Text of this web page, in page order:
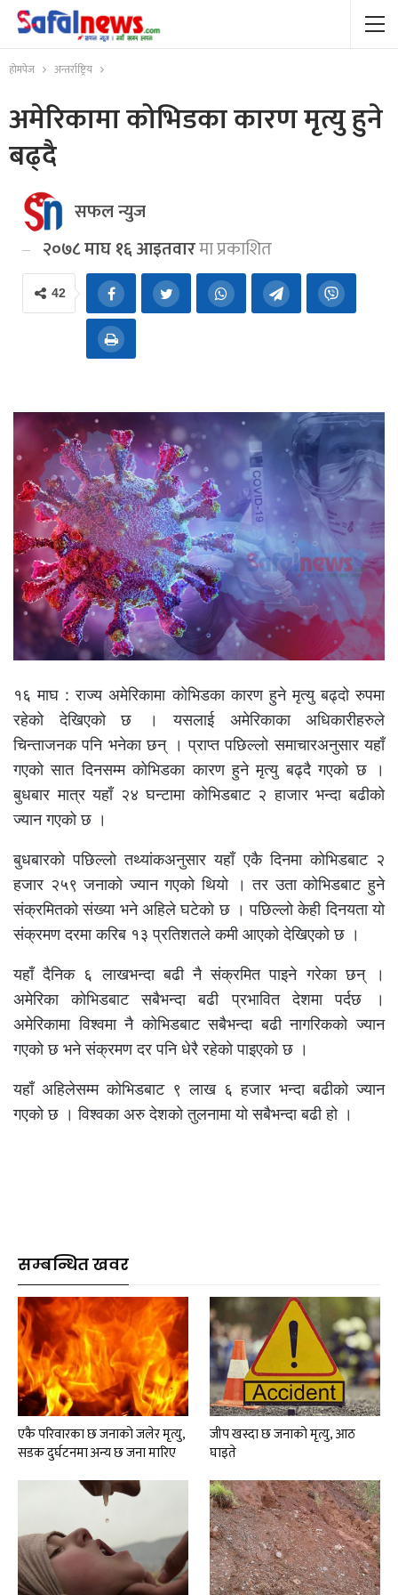
होमपेज अन्तर्राष्ट्रिय
अमेरिकामा कोभिडका कारण मृत्यु हुने
बढ्दै
सफल न्युज
२०७८ माघ १६ आइतवारमा प्रकाशित
42
१६ माघ : राज्य अमेरिकामा कोभिडका कारण हुने मृत्यु बढ्दो रुपमा
रहेको देखिएको छ । यसलाई अमेरिकाका अधिकारीहरुले
चिन्ताजनक पनि भनेका छन् । प्राप्त पछिल्लो समाचारअनुसार यहाँ
गएको सात दिनसम्म कोभिडका कारण हुने मृत्यु बढ्दै गएको छ ।
बुधबार मात्र यहाँ २४ घन्टामा कोभिडबाट २ हाजार भन्दा बढीको
ज्यान गएको छ ।
बुधबारको पछिल्लो तथ्यांकअनुसार यहाँ एकै दिनमा कोभिडबाट २
हजार २५९ जनाको ज्यान गएको थियो । तर उता कोभिडबाट हुने
संक्रमितको संख्या भने अहिले घटेको छ । पछिल्लो केही दिनयता यो
संक्रमण दरमा करिब १३ प्रतिशतले कमी आएको देखिएको छ ।
यहाँ दैनिक ६ लाखभन्दा बढी नै संक्रमित पाइने गरेका छन् ।
अमेरिका कोभिडबाट सबैभन्दा बढी प्रभावित देशमा पर्दछ ।
अमेरिकामा विश्वमा नै कोभिडबाट सबैभन्दा बढी नागरिकको ज्यान
गएको छ भने संक्रमण दर पनि धेरै रहेको पाइएको छ ।
यहाँ अहिलेसम्म कोभिडबाट ९ लाख ६ हजार भन्दा बढीको ज्यान
गएको छ । विश्वका अरु देशको तुलनामा यो सबैभन्दा बढी हो ।
सम्बन्धित खवर
एकै परिवारका छ जनाको जलेर मृत्यु,
सडक दुर्घटनमा अन्य छ जना मारिए
जीप खस्दा छ जनाको मृत्यु, आठ
घाइते